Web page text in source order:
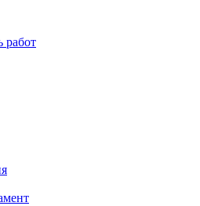
работ